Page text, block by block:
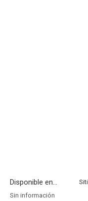
Disponible en...
Sin información